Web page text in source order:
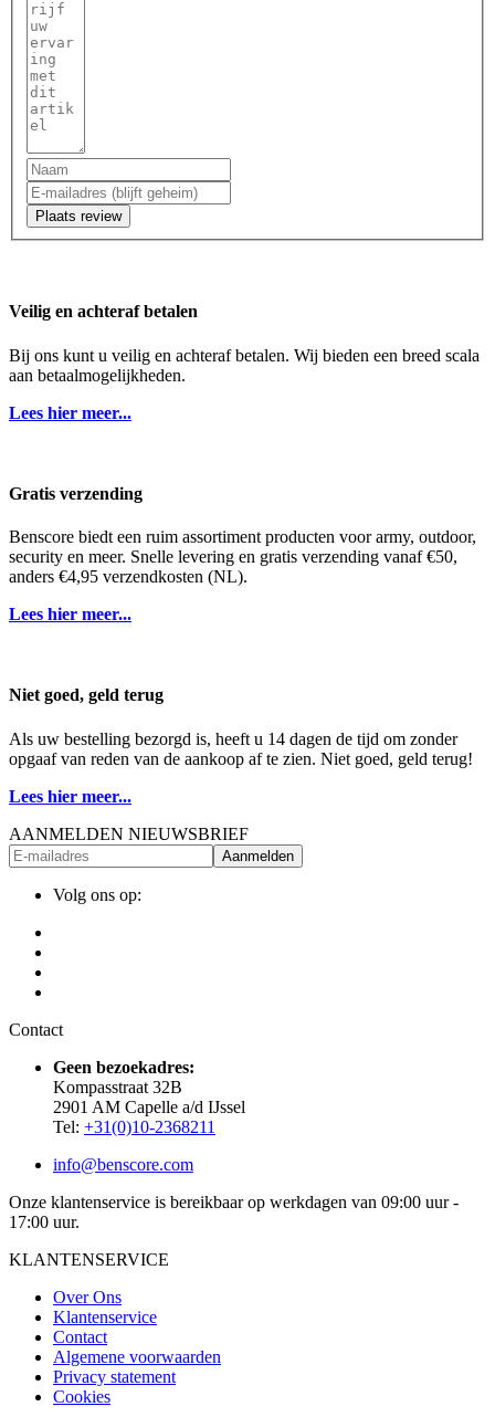
Plaats review
Veilig en achteraf betalen
Bij ons kunt u veilig en achteraf betalen. Wij bieden een breed scala
aan betaalmogelijkheden.
Lees hier meer...
Gratis verzending
Benscore biedt een ruim assortiment producten voor army, outdoor,
security en meer. Snelle levering en gratis verzending vanaf €50,
anders €4,95 verzendkosten (NL).
Lees hier meer...
Niet goed, geld terug
Als uw bestelling bezorgd is, heeft u 14 dagen de tijd om zonder
opgaaf van reden van de aankoop af te zien. Niet goed, geld terug!
Lees hier meer...
AANMELDEN NIEUWSBRIEF
Aanmelden
Volg ons op:
Contact
Geen bezoekadres:
Kompasstraat 32B
2901 AM Capelle a/d IJssel
Tel: +31(0)10-2368211
info@benscore.com
Onze klantenservice is bereikbaar op werkdagen van 09:00 uur -
17:00 uur.
KLANTENSERVICE
Over Ons
Klantenservice
Contact
Algemene voorwaarden
Privacy statement
Cookies